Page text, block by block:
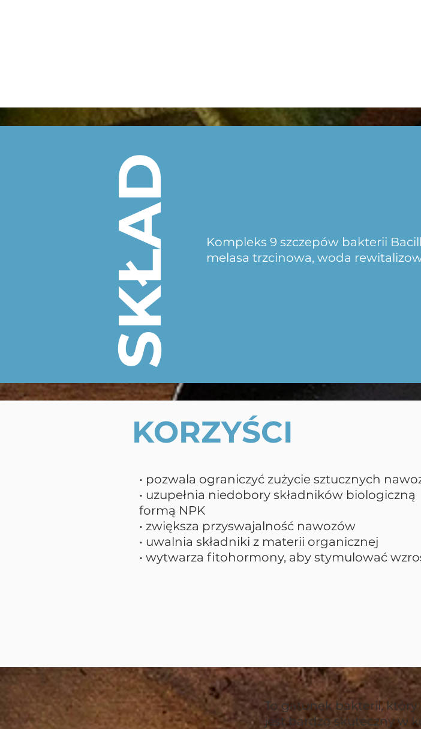
SKŁAD
Kompleks 9 szczepów bakterii
melasa trzcinowa, woda
KORZYŚCI
• pozwala ograniczyć zużycie sztucznych
• uzupełnia niedobory składników biologiczną
formą NPK
• zwiększa przyswajalność nawozów
• uwalnia składniki z materii organicznej
• wytwarza fitohormony, aby stymulować
To gatunek bakterii, który
jest bardzo skuteczny w